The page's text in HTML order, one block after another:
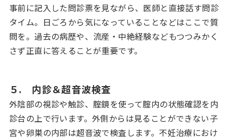
事前に記入した問診票を見ながら、医師と直接話す問診
タイム。日ごろから気になっていることなどはここで質
問を。過去の病歴や、流産・中絶経験などもつつみかく
さず正直に答えることが重要です。
５. 内診＆超音波検査
外陰部の視診や触診、腟鏡を使って腟内の状態確認を内
診台の上で行います。外側からは見ることができない子
宮や卵巣の内部は超音波で検査します。不妊治療におけ